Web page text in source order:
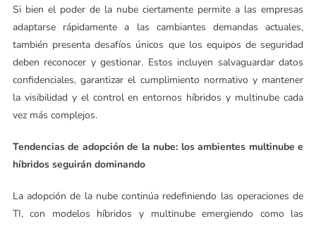
Si bien el poder de la nube ciertamente permite a las empresas
adaptarse rápidamente a las cambiantes demandas actuales,
también presenta desafíos únicos que los equipos de seguridad
deben reconocer y gestionar. Estos incluyen salvaguardar datos
confidenciales, garantizar el cumplimiento normativo y mantener
la visibilidad y el control en entornos híbridos y multinube cada
vez más complejos.
Tendencias de adopción de la nube: los ambientes multinube e
híbridos seguirán dominando
La adopción de la nube continúa redefiniendo las operaciones de
TI, con modelos híbridos y multinube emergiendo como las